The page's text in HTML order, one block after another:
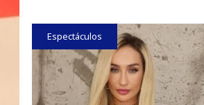
Espectáculos